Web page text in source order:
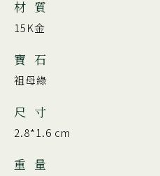
材 質
15K金
寶 石
祖母綠
尺 寸
2.8*1.6 cm
重 量